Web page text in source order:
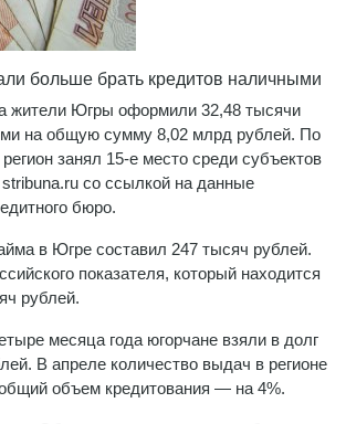
больше брать кредитов наличными
жители Югры оформили 32,48 тысячи
на общую сумму 8,02 млрд рублей. По
занял 15-е место среди субъектов
со ссылкой на данные
бюро.
в Югре составил 247 тысяч рублей.
показателя, который находится
рублей.
месяца года югорчане взяли в долг
В апреле количество выдач в регионе
объем кредитования — на 4%.